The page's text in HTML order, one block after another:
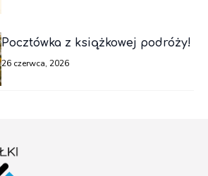
Pocztówka z książkowej podróży!
26 czerwca, 2026